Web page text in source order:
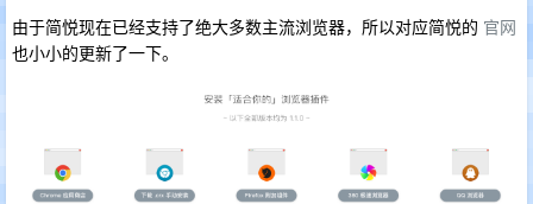
由于简悦现在已经支持了绝大多数主流浏览器，所以对应简悦的 官网
也小小的更新了一下。